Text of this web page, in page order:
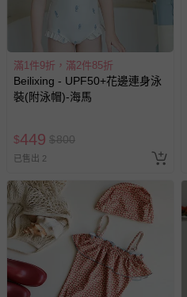
滿1件9折，滿2件85折
Beilixing - UPF50+花邊連身泳
裝(附泳帽)-海馬
$449 $800
已售出 2